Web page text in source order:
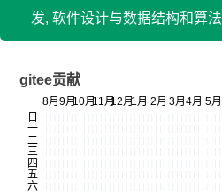
发, 软件设计与数据结构和算法
gitee贡献